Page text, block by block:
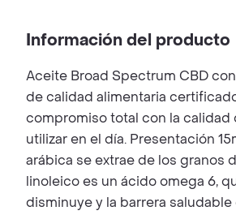
Información del producto
Aceite Broad Spectrum CBD con
de calidad alimentaria
compromiso total con la calidad
utilizar en el día. Presentación
arábica se extrae de los granos
linoleico es un ácido omega 6,
disminuye y la barrera